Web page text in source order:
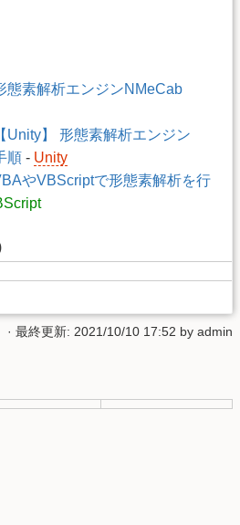
態素解析エンジンNMeCab
【Unity】 形態素解析エンジン
順 - Unity
やVBScriptで形態素解析を行
)
· 最終更新: 2021/10/10 17:52 by admin